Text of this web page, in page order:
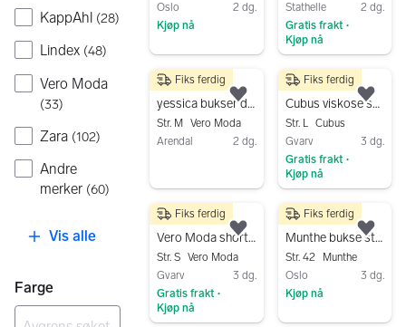
KappAhl (28)
Lindex (48)
Vero Moda
(33)
Zara (102)
Andre
merker (60)
Vis alle
Farge
Oslo
2 dg.
Kjøp nå
Gå til annonsen
Stathelle
2 dg.
Gratis frakt •
Kjøp nå
50 kr
yessica bukser dame 34 flerfarget viskose
Str. M
Vero Moda
Arendal
2 dg.
Fiks ferdig
Legg til som favoritt.
80 kr
Cubus viskose shorts L flerfarget
Str. L Cubus
Gvarv
3 dg.
Gratis frakt •
Kjøp nå
Fiks ferdig
60 kr
Vero Moda shorts S flerfarget dame
Str. S Vero Moda
Gvarv
3 dg.
Gratis frakt •
Kjøp nå
Fiks ferdig
Legg til som favoritt.
1 000 kr
Munthe bukse str 42 flerfarget viskose dame
Str. 42
Munthe
Oslo
3 dg.
Kjøp nå
Fiks ferdig
Gå til annonsen